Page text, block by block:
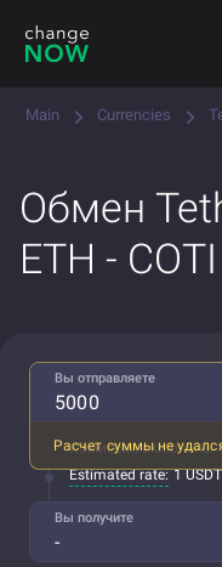
Main Currencies
Обмен
ETH -
Вы отправляете
Расчет суммы не
Комиссии включены
Estimated rate: 1
Вы получите